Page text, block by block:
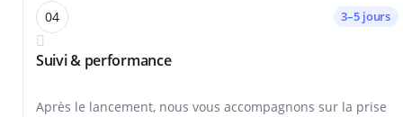
04 3–5 jours
Suivi & performance
Après le lancement, nous vous accompagnons sur la prise